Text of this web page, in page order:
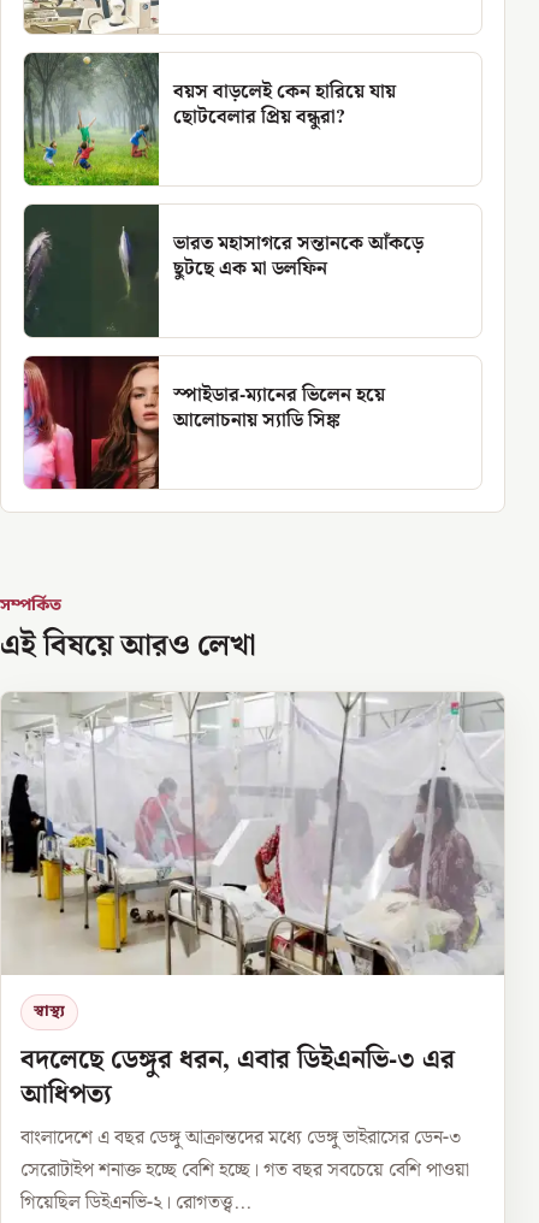
বয়স বাড়লেই কেন হারিয়ে যায়
ছোটবেলার প্রিয় বন্ধুরা?
ভারত মহাসাগরে সন্তানকে আঁকড়ে
ছুটছে এক মা ডলফিন
স্পাইডার-ম্যানের ভিলেন হয়ে
আলোচনায় স্যাডি সিঙ্ক
সম্পর্কিত
এই বিষয়ে আরও লেখা
স্বাস্থ্য
বদলেছে ডেঙ্গুর ধরন, এবার ডিইএনভি-৩ এর
আধিপত্য
বাংলাদেশে এ বছর ডেঙ্গু আক্রান্তদের মধ্যে ডেঙ্গু ভাইরাসের ডেন-৩
সেরোটাইপ শনাক্ত হচ্ছে বেশি হচ্ছে। গত বছর সবচেয়ে বেশি পাওয়া
গিয়েছিল ডিইএনভি-২। রোগতত্ত্ব...